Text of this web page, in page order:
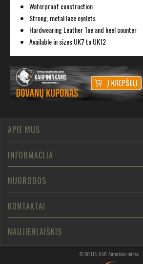
Waterproof construction
Strong, metal lace eyelets
Hardwearing Leather Toe and heel counter
Available in sizes UK7 to UK12
APIE MUS
INFORMACIJA
NUORODOS
KONTAKTAI
NAUJIENLAIŠKIS
© BOILIS, UAB. Autorinės teisės